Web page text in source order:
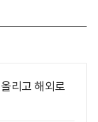
리고 해외로